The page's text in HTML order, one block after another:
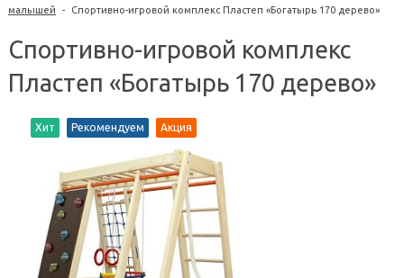
малышей - Спортивно-игровой комплекс Пластеп «Богатырь 170 дерево»
Спортивно-игровой комплекс
Пластеп «Богатырь 170 дерево»
Хит Рекомендуем Акция